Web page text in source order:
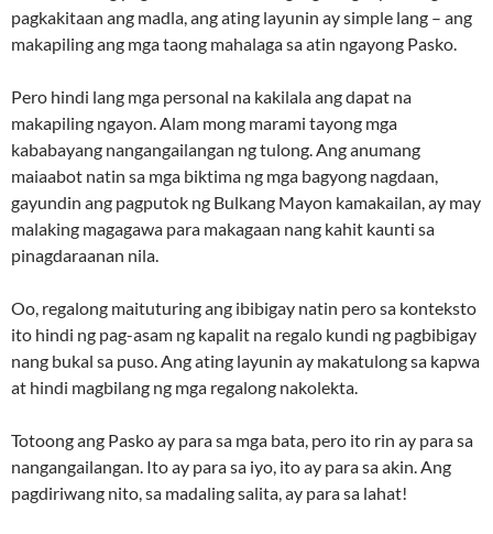
pagkakitaan ang madla, ang ating layunin ay simple lang – ang
makapiling ang mga taong mahalaga sa atin ngayong Pasko.
Pero hindi lang mga personal na kakilala ang dapat na
makapiling ngayon. Alam mong marami tayong mga
kababayang nangangailangan ng tulong. Ang anumang
maiaabot natin sa mga biktima ng mga bagyong nagdaan,
gayundin ang pagputok ng Bulkang Mayon kamakailan, ay may
malaking magagawa para makagaan nang kahit kaunti sa
pinagdaraanan nila.
Oo, regalong maituturing ang ibibigay natin pero sa konteksto
ito hindi ng pag-asam ng kapalit na regalo kundi ng pagbibigay
nang bukal sa puso. Ang ating layunin ay makatulong sa kapwa
at hindi magbilang ng mga regalong nakolekta.
Totoong ang Pasko ay para sa mga bata, pero ito rin ay para sa
nangangailangan. Ito ay para sa iyo, ito ay para sa akin. Ang
pagdiriwang nito, sa madaling salita, ay para sa lahat!